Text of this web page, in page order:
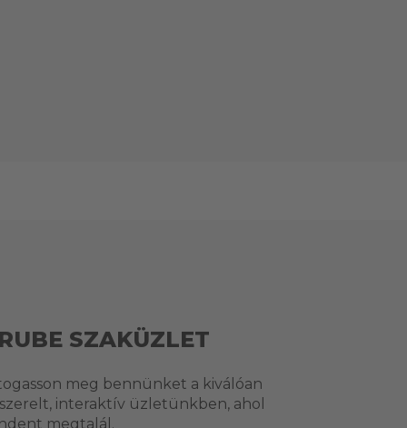
SZAKÜZLET
meg bennünket a kiválóan
interaktív üzletünkben, ahol
megtalál.